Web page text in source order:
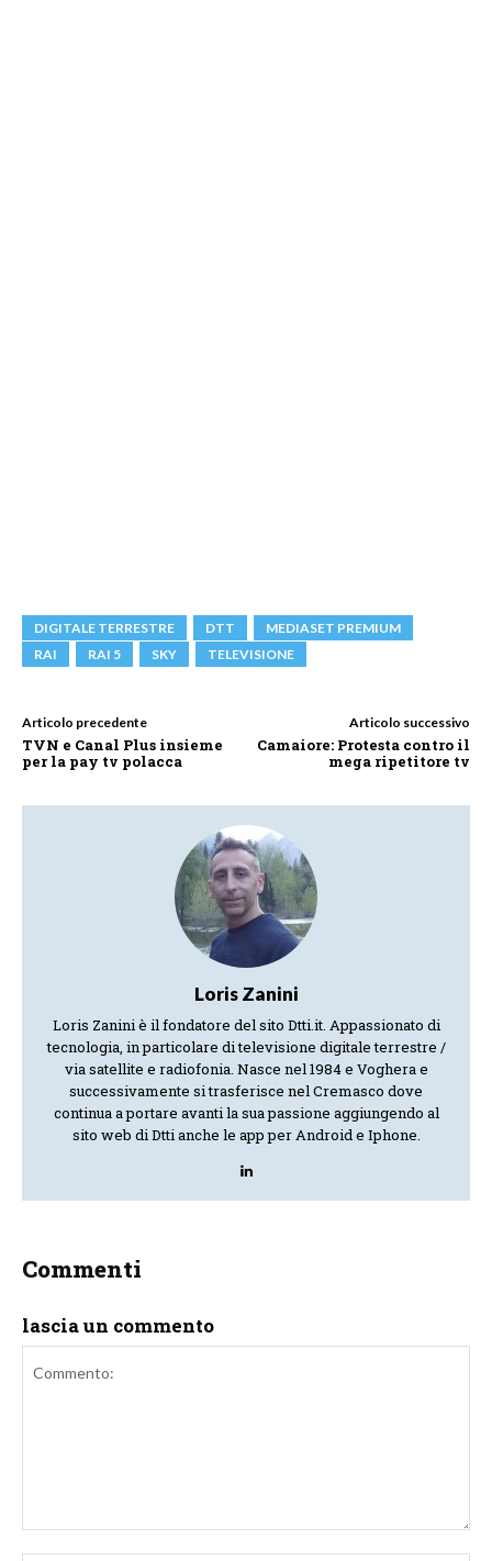
DIGITALE TERRESTRE DTT
MEDIASET PREMIUM
RAI
RAI 5 SKY TELEVISIONE
Articolo precedente
TVN e Canal Plus insieme
per la pay tv polacca
Articolo successivo
Camaiore: Protesta contro il
mega ripetitore tv
Loris Zanini
Loris Zanini è il fondatore del sito Dtti.it. Appassionato di
tecnologia, in particolare di televisione digitale terrestre /
via satellite e radiofonia. Nasce nel 1984 e Voghera e
successivamente si trasferisce nel Cremasco dove
continua a portare avanti la sua passione aggiungendo al
sito web di Dtti anche le app per Android e Iphone.
Commenti
lascia un commento